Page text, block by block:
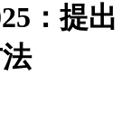
：提出